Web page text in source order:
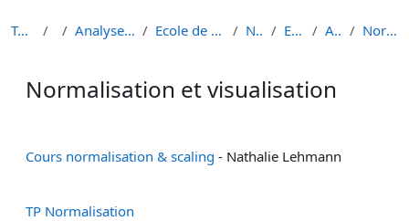
Tableau de bord Cours Analyse de données de séquençage haut débit Ecole de Bioinformatique - IFB - Inserm - INRAe EB... Niveau 1 débutant EBAII Niveau 1 2023 Atelier scRNA-seq Normalisation et visualisation
Normalisation et visualisation
Cours normalisation & scaling - Nathalie Lehmann
TP Normalisation